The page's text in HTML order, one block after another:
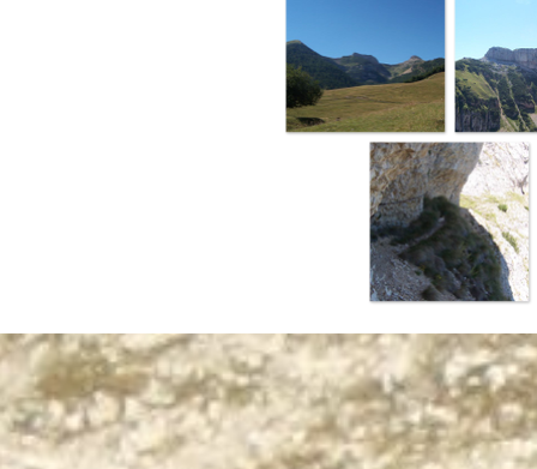
Terug naar de inhoud